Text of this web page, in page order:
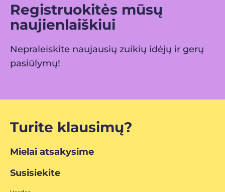
Registruokitės mūsų
naujienlaiškiui
Nepraleiskite naujausių zuikių idėjų ir gerų
pasiūlymų!
Turite klausimų?
Mielai atsakysime
Susisiekite